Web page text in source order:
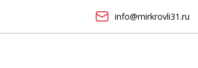
info@mirkrovli31.ru